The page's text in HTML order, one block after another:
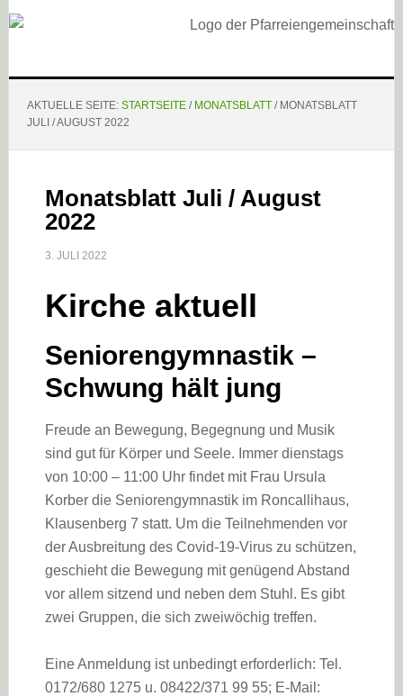
AKTUELLE SEITE: STARTSEITE / MONATSBLATT /MONATSBLATT
JULI / AUGUST 2022
Monatsblatt Juli / August
2022
3. JULI 2022
Kirche aktuell
Seniorengymnastik –
Schwung hält jung
Freude an Bewegung, Begegnung und Musik
sind gut für Körper und Seele. Immer dienstags
von 10:00 – 11:00 Uhr findet mit Frau Ursula
Korber die Seniorengymnastik im Roncallihaus,
Klausenberg 7 statt. Um die Teilnehmenden vor
der Ausbreitung des Covid-19-Virus zu schützen,
geschieht die Bewegung mit genügend Abstand
vor allem sitzend und neben dem Stuhl. Es gibt
zwei Gruppen, die sich zweiwöchig treffen.
Eine Anmeldung ist unbedingt erforderlich: Tel.
0172/680 1275 u. 08422/371 99 55; E-Mail: